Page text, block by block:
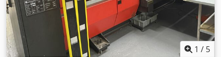
1 / 5